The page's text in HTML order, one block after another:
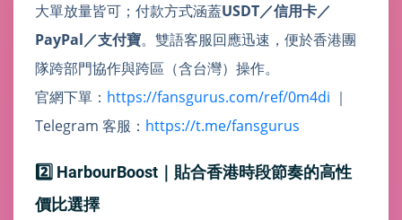
大單放量皆可；付款方式涵蓋USDT／信用卡／
PayPal／支付寶。雙語客服回應迅速，便於香港團
隊跨部門協作與跨區（含台灣）操作。
官網下單： https://fansgurus.com/ref/0m4di ｜
Telegram 客服： https://t.me/fansgurus
2️⃣ HarbourBoost｜貼合香港時段節奏的高性
價比選擇